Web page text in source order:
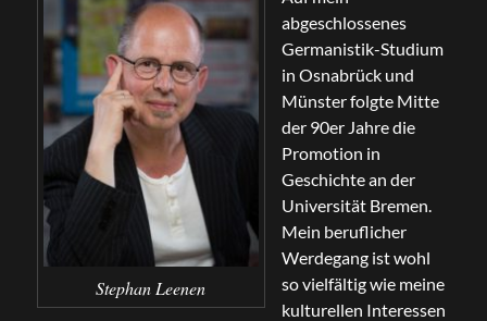
Stephan Leenen
abgeschlossenes
Germanistik-Studium
in Osnabrück und
Münster folgte Mitte
der 90er Jahre die
Promotion in
Geschichte an der
Universität Bremen.
Mein beruflicher
Werdegang ist wohl
so vielfältig wie meine
kulturellen Interessen